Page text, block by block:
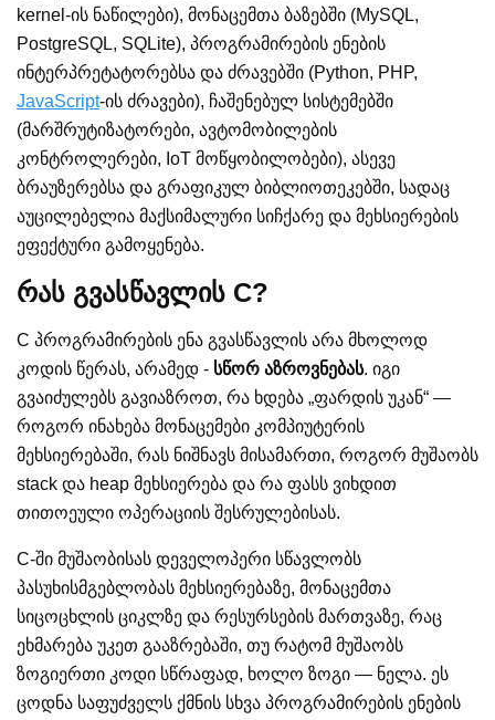
kernel-ის ნაწილები), მონაცემთა ბაზებში (MySQL,
PostgreSQL, SQLite), პროგრამირების ენების
ინტერპრეტატორებსა და ძრავებში (Python, PHP,
JavaScript-ის ძრავები), ჩაშენებულ სისტემებში
(მარშრუტიზატორები, ავტომობილების
კონტროლერები, IoT მოწყობილობები), ასევე
ბრაუზერებსა და გრაფიკულ ბიბლიოთეკებში, სადაც
აუცილებელია მაქსიმალური სიჩქარე და მეხსიერების
ეფექტური გამოყენება.
რას გვასწავლის C?
C პროგრამირების ენა გვასწავლის არა მხოლოდ
კოდის წერას, არამედ - სწორ აზროვნებას. იგი
გვაიძულებს გავიაზროთ, რა ხდება „ფარდის უკან“ —
როგორ ინახება მონაცემები კომპიუტერის
მეხსიერებაში, რას ნიშნავს მისამართი, როგორ მუშაობს
stack და heap მეხსიერება და რა ფასს ვიხდით
თითოეული ოპერაციის შესრულებისას.
C-ში მუშაობისას დეველოპერი სწავლობს
პასუხისმგებლობას მეხსიერებაზე, მონაცემთა
სიცოცხლის ციკლზე და რესურსების მართვაზე, რაც
ეხმარება უკეთ გააზრებაში, თუ რატომ მუშაობს
ზოგიერთი კოდი სწრაფად, ხოლო ზოგი — ნელა. ეს
ცოდნა საფუძველს ქმნის სხვა პროგრამირების ენების